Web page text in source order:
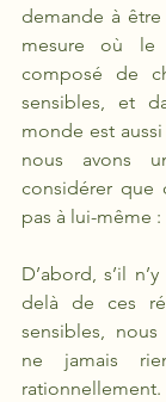
demande à
mesure où le
composé de
sensibles, et
monde est
nous avons
considérer que
pas à lui-même :
D’abord, s’il
delà de ces
sensibles,
ne jamais
rationnellement.